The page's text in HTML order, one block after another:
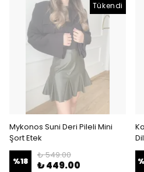
Tükendi
Mykonos Suni Deri Pileli Mini
Şort Etek
%18
₺ 549.00
₺ 449.00 %